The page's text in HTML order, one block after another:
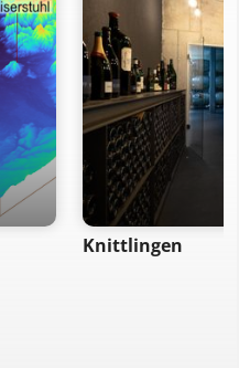
Knittlingen